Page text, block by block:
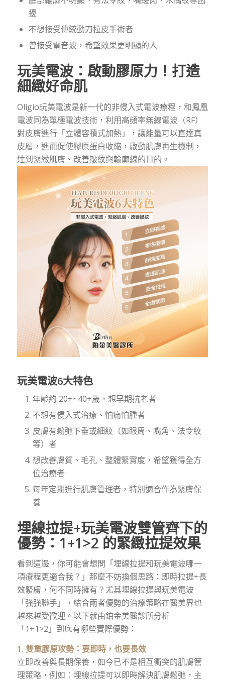
擾
不想接受傳統動刀拉皮手術者
曾接受電音波，希望效果更明顯的人
玩美電波：啟動膠原力！打造
細緻好命肌
Oligio玩美電波是新一代的非侵入式電波療程，和鳳凰
電波同為單極電波技術，利用高頻率無線電波（RF）
對皮膚進行「立體容積式加熱」，讓能量可以直達真
皮層，進而促使膠原蛋白收縮，啟動肌膚再生機制，
達到緊緻肌膚、改善皺紋與輪廓線的目的。
玩美電波6大特色
年齡約 20+~40+歲，想早期抗老者
不想有侵入式治療、怕痛怕腫者
皮膚有鬆弛下垂或細紋（如眼周、嘴角、法令紋
等）者
想改善膚質、毛孔、整體緊實度，希望獲得全方
位治療者
每年定期進行肌膚管理者，特別適合作為緊膚保
養
埋線拉提+玩美電波雙管齊下的
優勢：1+1>2 的緊緻拉提效果
看到這邊，你可能會想問「埋線拉提和玩美電波哪一
項療程更適合我？」那麼不妨換個思路：即時拉提+長
效緊膚，何不同時擁有？尤其埋線拉提與玩美電波
「強強聯手」，結合兩者優勢的治療策略在醫美界也
越來越受歡迎。以下就由鉑金美醫診所分析
「1+1>2」到底有哪些實際優勢：
1. 雙重膠原攻勢：要即時，也要長效
立即改善與長期保養，如今已不是相互衝突的肌膚管
理策略，例如：埋線拉提可以即時解決肌膚鬆弛，主